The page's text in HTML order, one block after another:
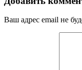
Ваш адрес email не